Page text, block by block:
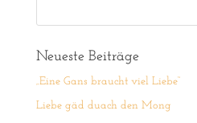
Neueste Beiträge
„Eine Gans braucht viel Liebe“
Liebe gäd duach den Mong